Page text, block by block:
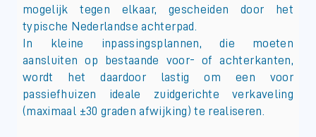
mogelijk tegen elkaar, gescheiden door het
typische Nederlandse achterpad.
In kleine inpassingsplannen, die moeten
aansluiten op bestaande voor- of achterkanten,
wordt het daardoor lastig om een voor
passiefhuizen ideale zuidgerichte verkaveling
(maximaal ±30 graden afwijking) te realiseren.